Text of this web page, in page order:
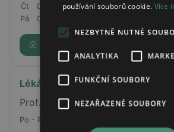
Čt
07:00 - 16:00
Pá
07:00 - 13:30
Lékárna Rehabilitační nemocnice
Prof. Veselého 493, Beroun, 266 56
Po - Pá
používání souborů cookie. Více
NEZBYTNĚ NUTNÉ
ANALYTIKA
FUNKČNÍ SOUBORY
NEZAŘAZENÉ SOUBORY